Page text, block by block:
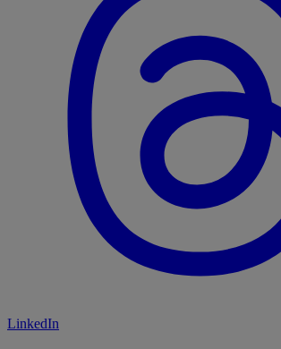
LinkedIn